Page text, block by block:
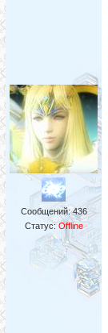
Сообщений:436
Статус: Offline